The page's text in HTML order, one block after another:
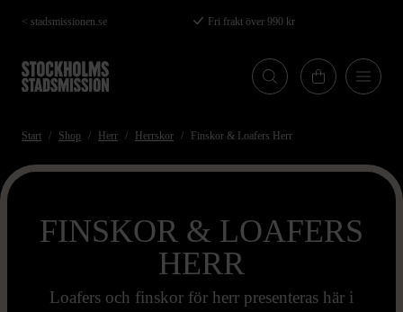
Hoppa
till
huvudinnehåll
< stadsmissionen.se Fri frakt över 990 kr
Start Shop Herr Herrskor Finskor & Loafers Herr
FINSKOR & LOAFERS
HERR
Loafers och finskor för herr presenteras här i